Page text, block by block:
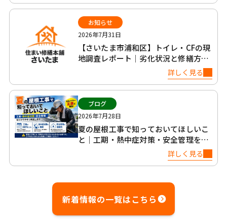
お知らせ
2026年7月31日
【さいたま市浦和区】トイレ・CFの現
地調査レポート｜劣化状況と修繕方法
詳しく見る
ブログ
2026年7月28日
夏の屋根工事で知っておいてほしいこ
と｜工期・熱中症対策・安全管理を正
詳しく見る
新着情報の一覧はこちら